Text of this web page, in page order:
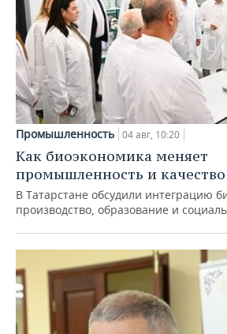
Промышленность 04 авг, 10:20
Как биоэкономика меняет
промышленность и
В Татарстане обсудили интеграцию
производство, образование и